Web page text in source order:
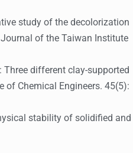
study of the decolorization
of the Taiwan Institute
Three different clay-supported
Chemical Engineers. 45(5):
stability of solidified and